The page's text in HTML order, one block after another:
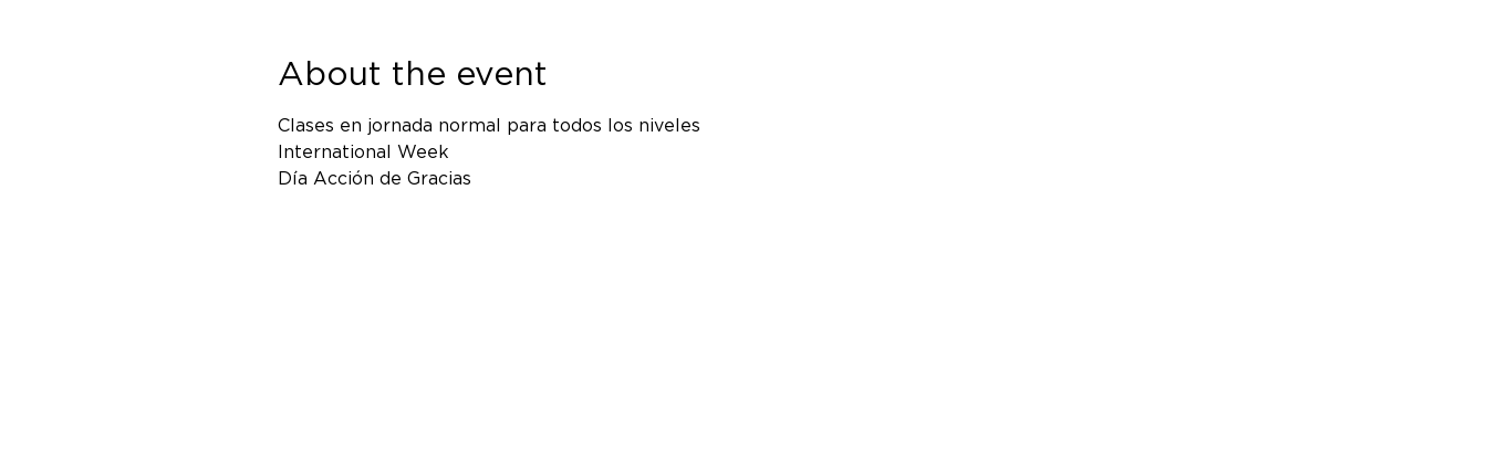
About the event
Clases en jornada normal para todos los niveles
International Week
Día Acción de Gracias